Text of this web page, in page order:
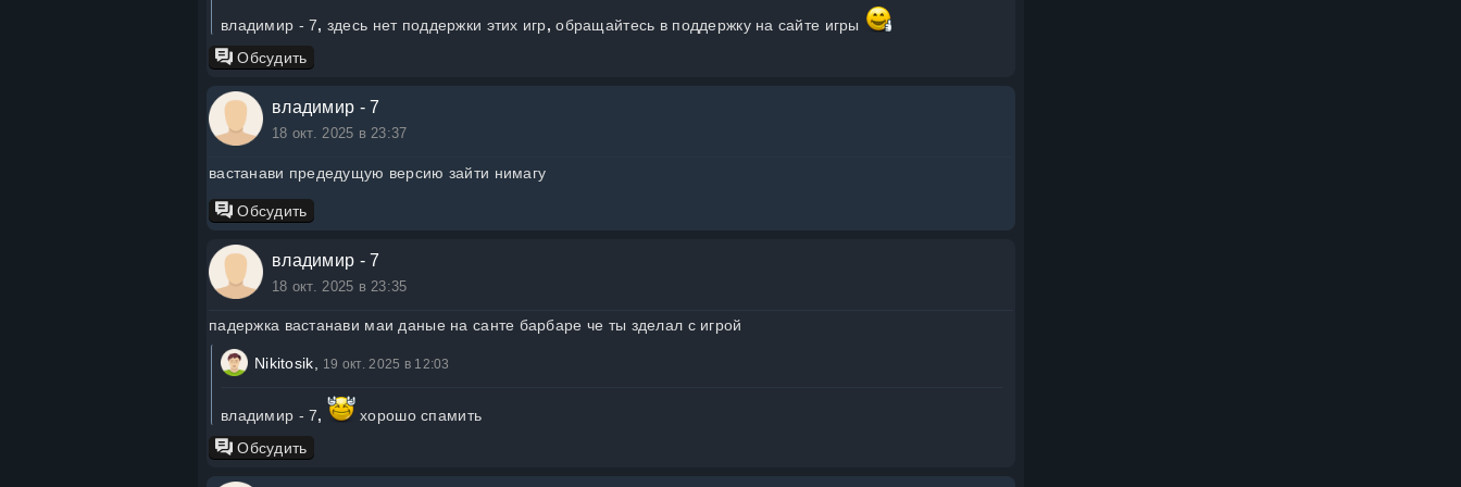
владимир - 7, здесь нет поддержки этих игр, обращайтесь в поддержку на сайте игры
Обсудить
владимир - 7
18 окт. 2025 в 23:37
вастанави предедущую версию зайти нимагу
Обсудить
владимир - 7
18 окт. 2025 в 23:35
падержка вастанави маи даные на санте барбаре че ты зделал с игрой
Nikitosik, 19 окт. 2025 в 12:03
владимир - 7,
хорошо спамить
Обсудить